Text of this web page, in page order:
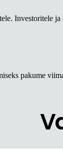
Investoritele ja
pakume